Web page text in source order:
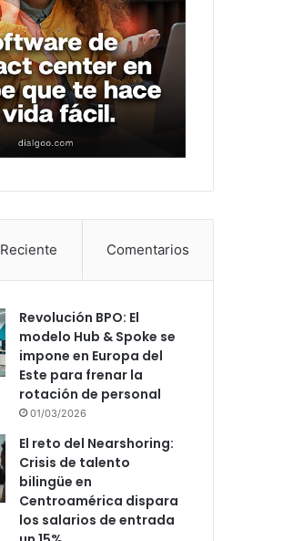
Reciente Comentarios
Revolución BPO: El
modelo Hub & Spoke se
impone en Europa del
Este para frenar la
rotación de personal
01/03/2026
El reto del Nearshoring:
Crisis de talento
bilingüe en
Centroamérica dispara
los salarios de entrada